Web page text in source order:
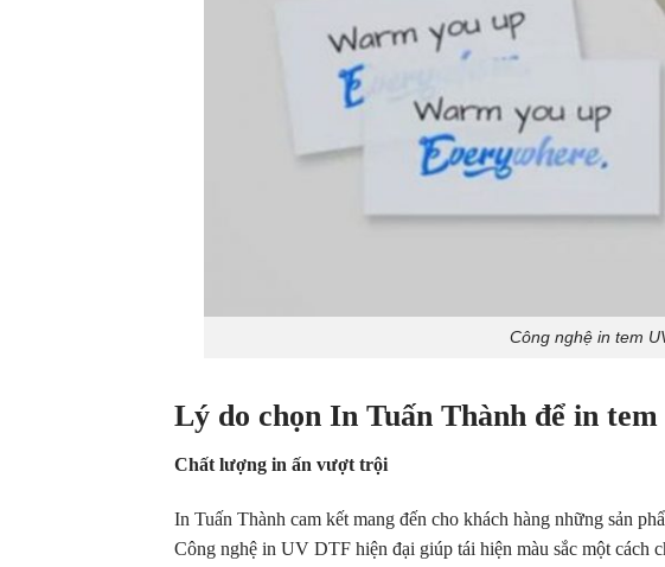
Công nghệ in tem
Lý do chọn In Tuấn Thành để in
Chất lượng in ấn vượt trội
In Tuấn Thành cam kết mang đến cho khách hàng những sản
Công nghệ in UV DTF hiện đại giúp tái hiện màu sắc một